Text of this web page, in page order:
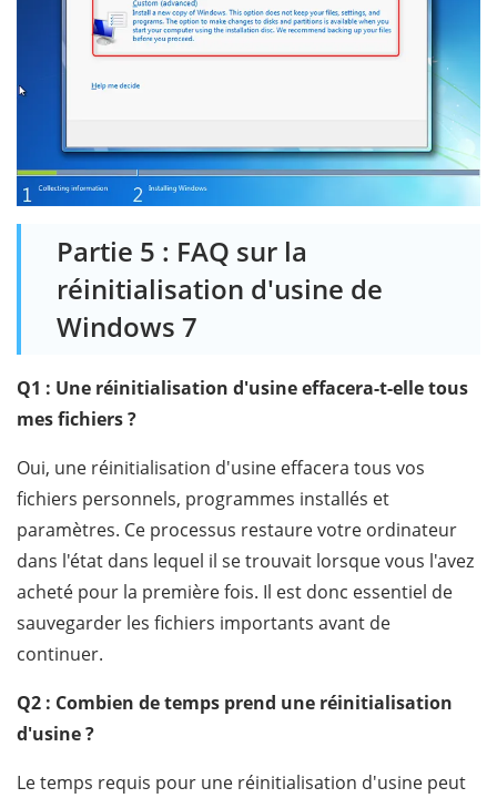
Partie 5 : FAQ sur la
réinitialisation d'usine de
Windows 7
Q1 : Une réinitialisation d'usine effacera-t-elle tous
mes fichiers ?
Oui, une réinitialisation d'usine effacera tous vos
fichiers personnels, programmes installés et
paramètres. Ce processus restaure votre ordinateur
dans l'état dans lequel il se trouvait lorsque vous l'avez
acheté pour la première fois. Il est donc essentiel de
sauvegarder les fichiers importants avant de
continuer.
Q2 : Combien de temps prend une réinitialisation
d'usine ?
Le temps requis pour une réinitialisation d'usine peut